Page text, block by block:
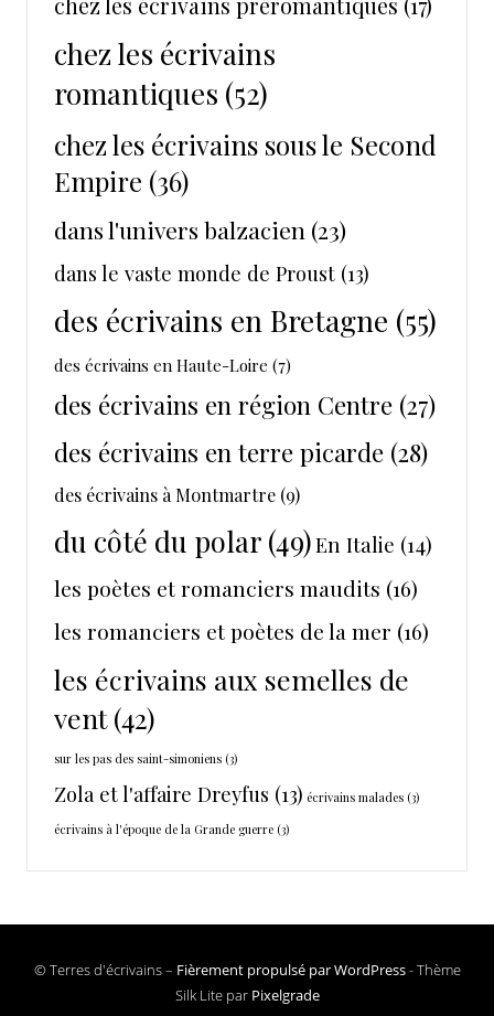
chez les écrivains
romantiques (52)
chez les écrivains sous le Second
Empire (36)
dans l'univers balzacien (23)
dans le vaste monde de Proust (13)
des écrivains en Bretagne (55)
des écrivains en Haute-Loire (7)
des écrivains en région Centre (27)
des écrivains en terre picarde (28)
des écrivains à Montmartre (9)
du côté du polar (49)En Italie (14)
les poètes et romanciers maudits (16)
les romanciers et poètes de la mer (16)
les écrivains aux semelles de
vent(42)
sur les pas des saint-simoniens (3)
Zola et l'affaire Dreyfus (13) écrivains malades (3)
écrivains à l'époque de la Grande guerre (3)
© Terres d'écrivains – Fièrement propulsé par WordPress-Thème
Silk Lite par Pixelgrade